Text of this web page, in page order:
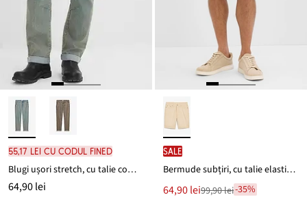
55,17 lei cu codul FINED
Blugi ușori stretch, cu talie comodă, Relaxed Fit, Straight
64,90 lei
SALE
Bermude subțiri, cu talie elastică din denim colorat, Regular Fit
Noul
64,90 lei99,90 lei-35%